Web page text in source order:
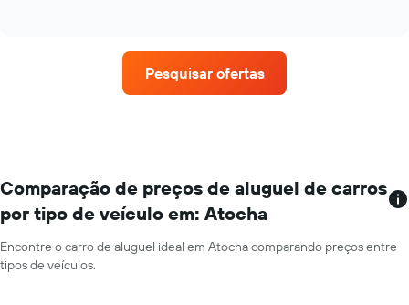
mês
gráfico
1
eixo
Pesquisar ofertas
Comparação de preços de aluguel de carros
por tipo de veículo em: Atocha
Encontre o carro de aluguel ideal em Atocha comparando preços entre
tipos de veículos.